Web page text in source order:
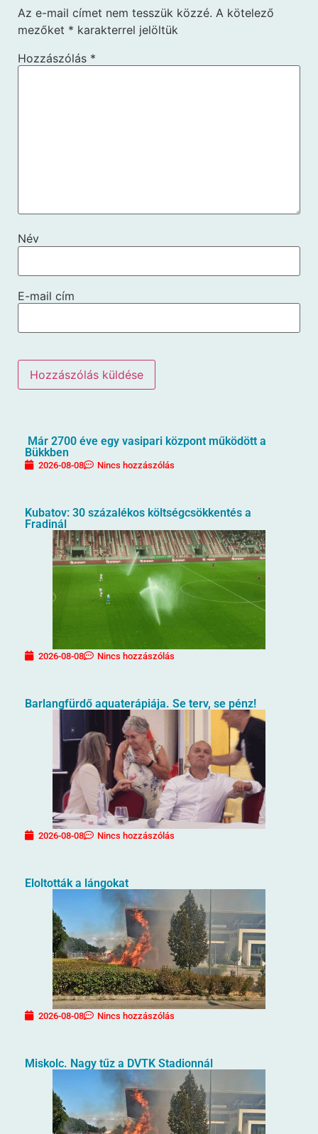
Az e-mail címet nem tesszük közzé. A kötelező
mezőket * karakterrel jelöltük
Hozzászólás *
Név
E-mail cím
Már 2700 éve egy vasipari központ működött a
Bükkben
2026-08-08 Nincs hozzászólás
Kubatov: 30 százalékos költségcsökkentés a
Fradinál
2026-08-08 Nincs hozzászólás
Barlangfürdő aquaterápiája. Se terv, se pénz!
2026-08-08 Nincs hozzászólás
Eloltották a lángokat
2026-08-08 Nincs hozzászólás
Miskolc. Nagy tűz a DVTK Stadionnál